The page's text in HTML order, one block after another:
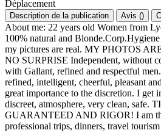
Déplacement
Description de la publication Avis ()
About me: 22 years old Women from
100% natural and
my pictures are real. MY PHOTOS
NO SURPRISE Independent, without
with Gallant, refined and respectful
refined, intelligent, cheerful, pleasant
great importance to the discretion. I
discreet, atmosphere, very clean, safe.
GUARANTEED AND RIGOR! I am
professional trips, dinners, travel